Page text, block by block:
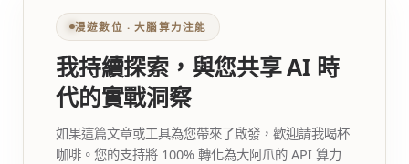
漫遊數位 ‧ 大腦算力注能
我持續探索，與您共享 AI 時
代的實戰洞察
如果這篇文章或工具為您帶來了啟發，歡迎請我喝杯
咖啡。您的支持將 100% 轉化為大阿爪的 API 算力